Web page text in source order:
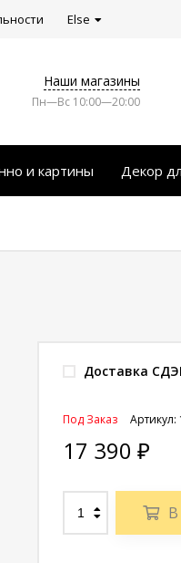
Else
Наши магазины
Пн—Вс 10:00—20:00
и картины Декор
Доставка
Артикул:
Под Заказ
17 390 ₽
В